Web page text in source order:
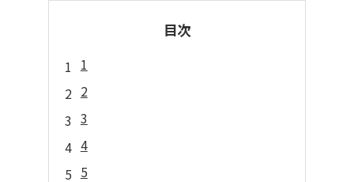
目次
1
2
3
4
5